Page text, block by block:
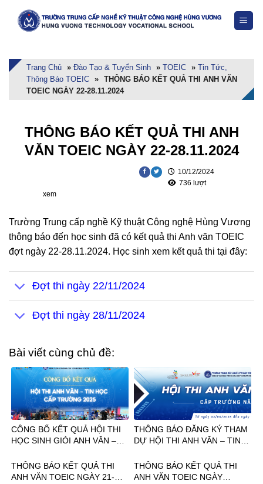
Trang Chủ » Đào Tạo & Tuyển Sinh » TOEIC » Tin Tức,
Thông Báo TOEIC » THÔNG BÁO KẾT QUẢ THI ANH VĂN
TOEIC NGÀY 22-28.11.2024
THÔNG BÁO KẾT QUẢ THI ANH
VĂN TOEIC NGÀY 22-28.11.2024
10/12/2024
736 lượt
xem
Trường Trung cấp nghề Kỹ thuật Công nghệ Hùng Vương
thông báo đến học sinh đã có kết quả thi Anh văn TOEIC
đợt ngày 22-28.11.2024. Học sinh xem kết quả thi tại đây:
Đợt thi ngày 22/11/2024
Đợt thi ngày 28/11/2024
Bài viết cùng chủ đề:
CÔNG BỐ KẾT QUẢ HỘI THI
HỌC SINH GIỎI ANH VĂN –
2025
THÔNG BÁO ĐĂNG KÝ THAM
DỰ HỘI THI ANH VĂN – TIN
THÔNG BÁO KẾT QUẢ THI
ANH VĂN TOEIC NGÀY 21-
THÔNG BÁO KẾT QUẢ THI
ANH VĂN TOEIC NGÀY